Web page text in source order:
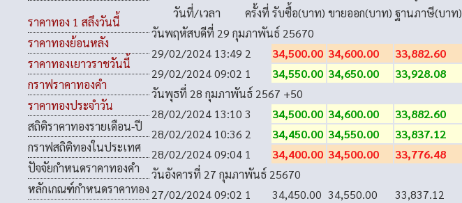
ราคาทอง 1 สลึงวันนี้
ราคาทองย้อนหลัง
ราคาทองเยาวราชวันนี้
กราฟราคาทองคำ
ราคาทองประจำวัน
สถิติราคาทองรายเดือน-ปี
กราฟสถิติทองในประเทศ
ปัจจัยกำหนดราคาทองคำ
หลักเกณฑ์กำหนดราคาทอง
วันที่/เวลา
ครั้งที่ รับซื้อ(บาท) ขายออก(บาท) ฐานภาษี(บาท)
วันพฤหัสบดีที่ 29 กุมภาพันธ์ 25670
29/02/2024 13:49 2 34,500.00 34,600.00 33,882.60
29/02/2024 09:02 1 34,550.00 34,650.00 33,928.08
วันพุธที่ 28 กุมภาพันธ์ 2567 +50
28/02/2024 13:10 3 34,500.00 34,600.00 33,882.60
28/02/2024 10:36 2 34,450.00 34,550.00 33,837.12
28/02/2024 09:04 1 34,400.00 34,500.00 33,776.48
วันอังคารที่ 27 กุมภาพันธ์ 25670
27/02/2024 09:02 1 34,450.00 34,550.00 33,837.12